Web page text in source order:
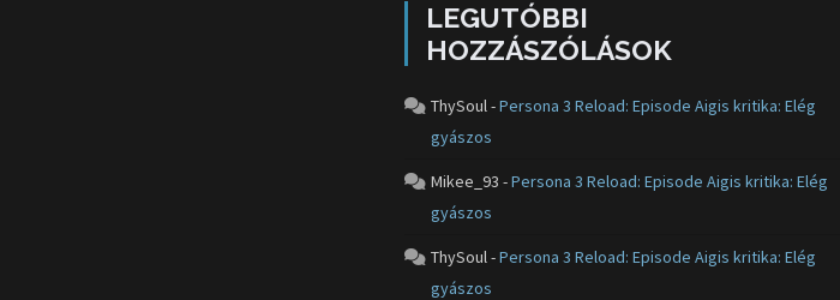
LEGUTÓBBI
HOZZÁSZÓLÁSOK
ThySoul-Persona 3 Reload: Episode Aigis kritika: Elég
gyászos
Mikee_93 -Persona 3 Reload: Episode Aigis kritika: Elég
gyászos
ThySoul-Persona 3 Reload: Episode Aigis kritika: Elég
gyászos